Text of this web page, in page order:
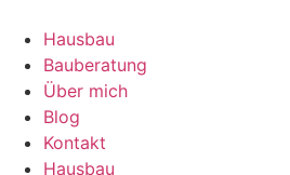
Inhalt
springen
Hausbau
Bauberatung
Über mich
Blog
Kontakt
Hausbau